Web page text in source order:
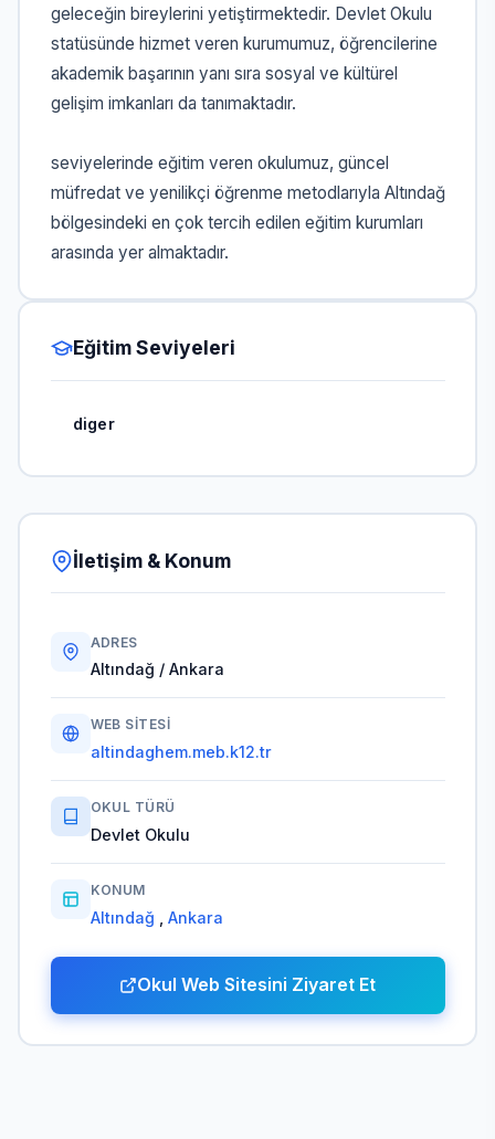
geleceğin bireylerini yetiştirmektedir. Devlet Okulu
statüsünde hizmet veren kurumumuz, öğrencilerine
akademik başarının yanı sıra sosyal ve kültürel
gelişim imkanları da tanımaktadır.
seviyelerinde eğitim veren okulumuz, güncel
müfredat ve yenilikçi öğrenme metodlarıyla Altındağ
bölgesindeki en çok tercih edilen eğitim kurumları
arasında yer almaktadır.
Eğitim Seviyeleri
diger
İletişim & Konum
ADRES
Altındağ / Ankara
WEB SITESI
altindaghem.meb.k12.tr
OKUL TÜRÜ
Devlet Okulu
KONUM
Altındağ Ankara
Okul Web Sitesini Ziyaret Et